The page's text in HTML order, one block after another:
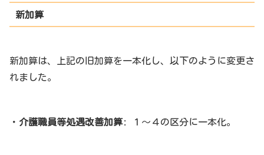
新加算
新加算は、上記の旧加算を一本化し、以下のように変更さ
れました。
・ 介護職員等処遇改善加算: １～４の区分に一本化。